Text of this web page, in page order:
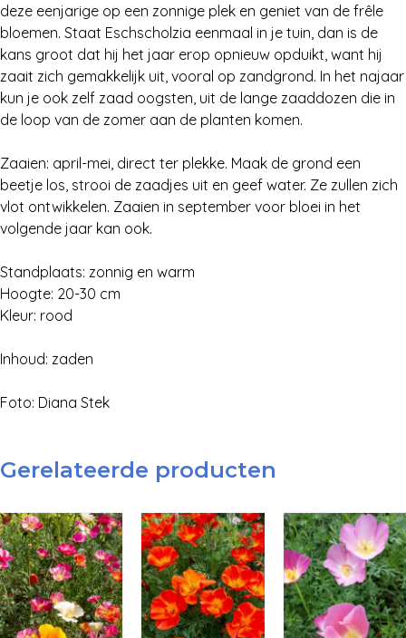
deze eenjarige op een zonnige plek en geniet van de frêle
bloemen. Staat Eschscholzia eenmaal in je tuin, dan is de
kans groot dat hij het jaar erop opnieuw opduikt, want hij
zaait zich gemakkelijk uit, vooral op zandgrond. In het najaar
kun je ook zelf zaad oogsten, uit de lange zaaddozen die in
de loop van de zomer aan de planten komen.
Zaaien: april-mei, direct ter plekke. Maak de grond een
beetje los, strooi de zaadjes uit en geef water. Ze zullen zich
vlot ontwikkelen. Zaaien in september voor bloei in het
volgende jaar kan ook.
Standplaats: zonnig en warm
Hoogte: 20-30 cm
Kleur: rood
Inhoud: zaden
Foto: Diana Stek
Gerelateerde producten
Zoek: